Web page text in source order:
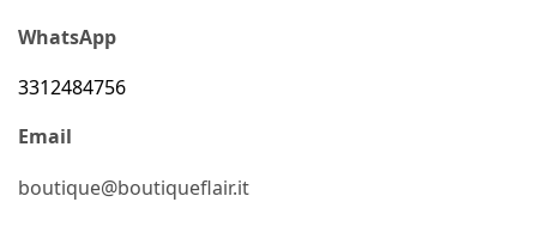
WhatsApp
3312484756
Email
boutique@boutiqueflair.it